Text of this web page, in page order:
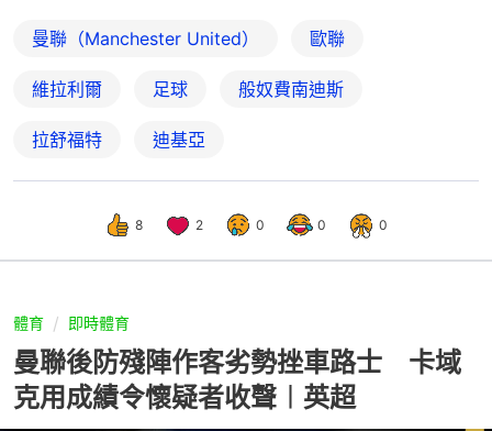
曼聯（Manchester United） 歐聯
維拉利爾 足球 般奴費南迪斯
拉舒福特 迪基亞
8 2 0 0 0
體育 即時體育
曼聯後防殘陣作客劣勢挫車路士 卡域
克用成績令懷疑者收聲︱英超